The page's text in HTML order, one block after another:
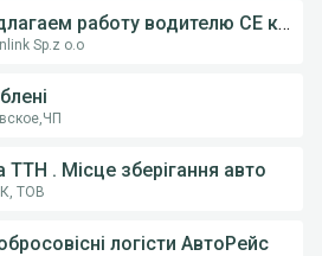
Предлагаем работу водителю СE категории на грузовом автовозе
Sp.z o.o
ТТН . Місце зберігання авто
ТОВ
логісти АвтоРейс